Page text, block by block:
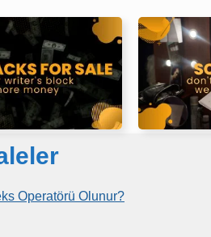
Operatörü Olunur?